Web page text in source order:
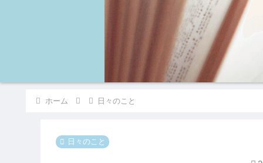
ホーム 日々のこと
日々のこと